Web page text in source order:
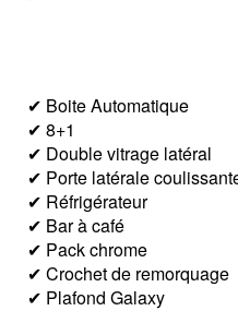
✔ Boite Automatique
✔ 8+1
✔ Double vitrage latéral
✔ Porte latérale
✔ Réfrigérateur
✔ Bar à café
✔ Pack chrome
✔ Crochet de remorquage
✔ Plafond Galaxy